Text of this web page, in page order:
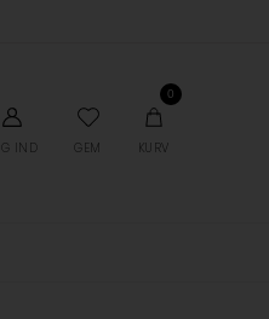
IND GEM
0
KURV